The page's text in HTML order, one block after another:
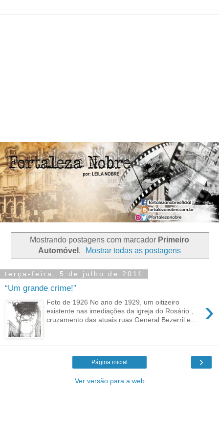
Mostrando postagens com marcador Primeiro
Automóvel . Mostrar todas as postagens
terça-feira, 5 de julho de 2011
“Um grande crime!”
›
Foto de 1926 No ano de 1929, um oitizeiro
existente nas imediações da igreja do Rosário ,
cruzamento das atuais ruas General Bezerril e...
›
Página inicial
Ver versão para a web